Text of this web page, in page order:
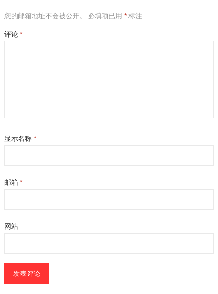
您的邮箱地址不会被公开。 必填项已用 *标注
评论 *
显示名称 *
邮箱 *
网站